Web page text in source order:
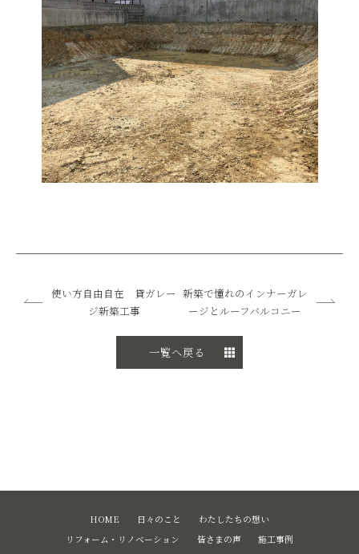
使い方自由自在 貸ガレー
ジ新築工事
一覧へ戻る
新築で憧れのインナーガレ
ージとルーフバルコニー
HOME 日々のこと
わたしたちの想い
リフォーム・リノベーション
皆さまの声
施工事例